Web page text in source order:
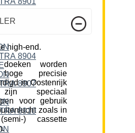
high-end.
worden
precisie
in Oostenrijk
speciaal
voor gebruik
zoals in
) cassette